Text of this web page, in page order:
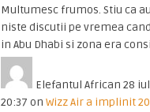
Multumesc frumos. Stiu ca
niste discutii pe vremea
in Abu Dhabi si zona era
Elefantul African 28
20:37 on Wizz Air a implinit